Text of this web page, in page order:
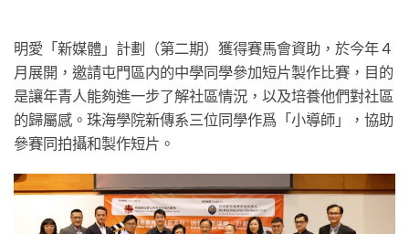
明愛「新媒體」計劃（第二期）獲得賽馬會資助，於今年４
月展開，邀請屯門區内的中學同學參加短片製作比賽，目的
是讓年青人能夠進一步了解社區情況，以及培養他們對社區
的歸屬感。珠海學院新傳系三位同學作爲「小導師」，協助
參賽同拍攝和製作短片。